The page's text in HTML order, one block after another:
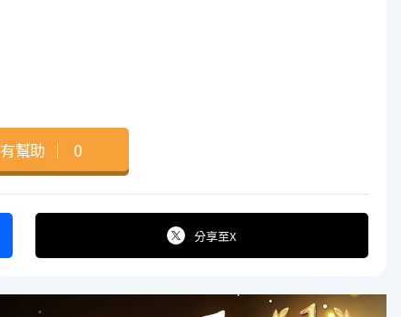
有幫助 ｜ 0
分享至X